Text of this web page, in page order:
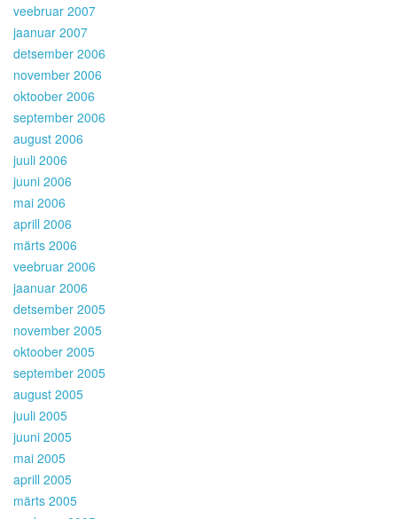
veebruar 2007
jaanuar 2007
detsember 2006
november 2006
oktoober 2006
september 2006
august 2006
juuli 2006
juuni 2006
mai 2006
aprill 2006
märts 2006
veebruar 2006
jaanuar 2006
detsember 2005
november 2005
oktoober 2005
september 2005
august 2005
juuli 2005
juuni 2005
mai 2005
aprill 2005
märts 2005